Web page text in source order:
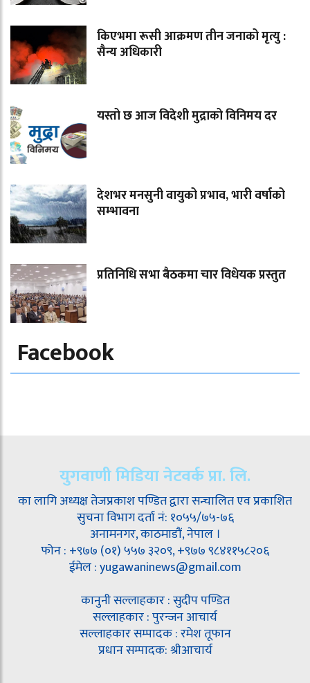
किएभमा रूसी आक्रमण तीन जनाको मृत्यु :
सैन्य अधिकारी
यस्तो छ आज विदेशी मुद्राको विनिमय दर
देशभर मनसुनी वायुको प्रभाव, भारी वर्षाको
सम्भावना
प्रतिनिधि सभा बैठकमा चार विधेयक प्रस्तुत
Facebook
युगवाणी मिडिया नेटवर्क प्रा. लि.
का लागि अध्यक्ष तेजप्रकाश पण्डित द्वारा सन्चालित एव प्रकाशित
सुचना विभाग दर्ता नं: १०५५/७५-७६
अनामनगर, काठमाडौं, नेपाल ।
फोन : +९७७ (०१) ५५७ ३२०९, +९७७ ९८४११५८२०६
ईमेल : yugawaninews@gmail.com
कानुनी सल्लाहकार : सुदीप पण्डित
सल्लाहकार : पुरन्जन आचार्य
सल्लाहकार सम्पादक : रमेश तूफान
प्रधान सम्पादक: श्रीआचार्य